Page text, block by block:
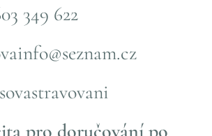
349 622
pro doručování po